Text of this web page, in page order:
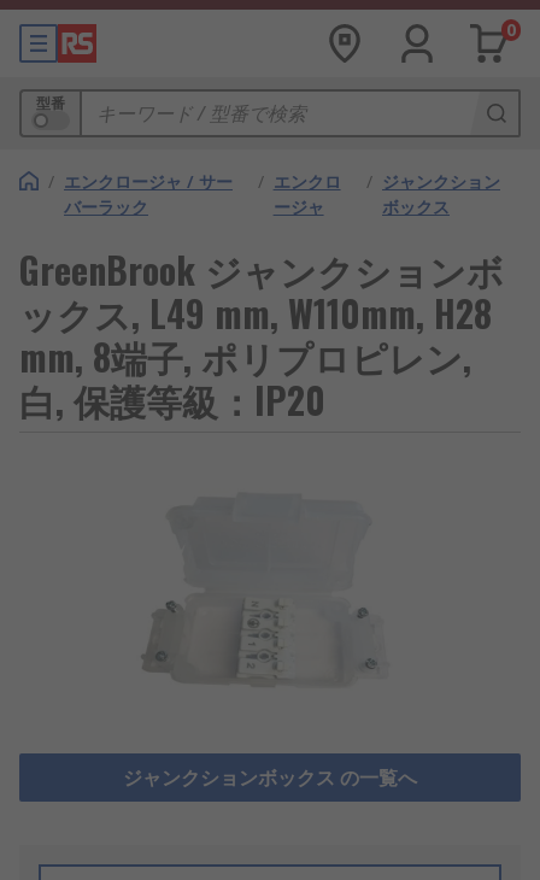
0
型番
/ エンクロージャ / サー
バーラック
/ エンクロ
ージャ
/ ジャンクション
ボックス
GreenBrook ジャンクションボ
ックス, L49 mm, W110mm, H28
mm, 8端子, ポリプロピレン,
白, 保護等級：IP20
ジャンクションボックス の一覧へ